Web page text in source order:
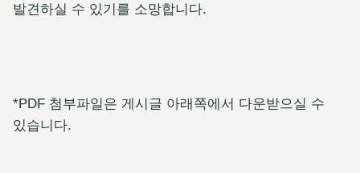
발견하실 수 있기를 소망합니다.
*PDF 첨부파일은 게시글 아래쪽에서 다운받으실 수
있습니다.